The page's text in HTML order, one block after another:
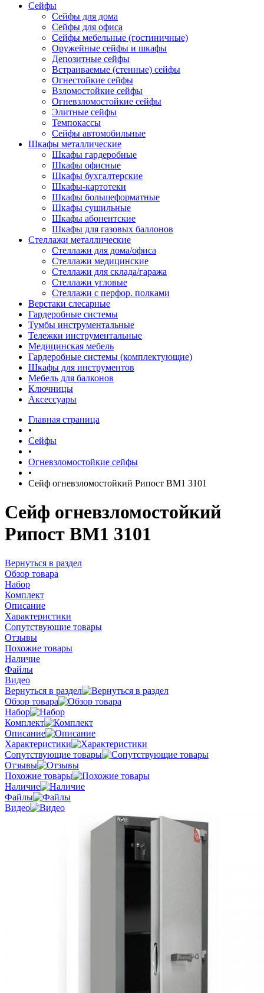
Сейфы
Сейфы для дома
Сейфы для офиса
Сейфы мебельные (гостиничные)
Оружейные сейфы и шкафы
Депозитные сейфы
Встраиваемые (стенные) сейфы
Огнестойкие сейфы
Взломостойкие сейфы
Огневзломостойкие сейфы
Элитные сейфы
Темпокассы
Сейфы автомобильные
Шкафы металлические
Шкафы гардеробные
Шкафы офисные
Шкафы бухгалтерские
Шкафы-картотеки
Шкафы большеформатные
Шкафы сушильные
Шкафы абонентские
Шкафы для газовых баллонов
Стеллажи металлические
Стеллажи для дома/офиса
Стеллажи медицинские
Стеллажи для склада/гаража
Стеллажи угловые
Стеллажи с перфор. полками
Верстаки слесарные
Гардеробные системы
Тумбы инструментальные
Тележки инструментальные
Медицинская мебель
Гардеробные системы (комплектующие)
Шкафы для инструментов
Мебель для балконов
Ключницы
Аксессуары
Главная страница
•
Сейфы
•
Огневзломостойкие сейфы
•
Сейф огневзломостойкий Рипост BM1 3101
Сейф огневзломостойкий
Рипост BM1 3101
Вернуться в раздел
Обзор товара
Набор
Комплект
Описание
Характеристики
Сопутствующие товары
Отзывы
Похожие товары
Наличие
Файлы
Видео
Вернуться в раздел
Обзор товара
Набор
Комплект
Описание
Характеристики
Сопутствующие товары
Отзывы
Похожие товары
Наличие
Файлы
Видео